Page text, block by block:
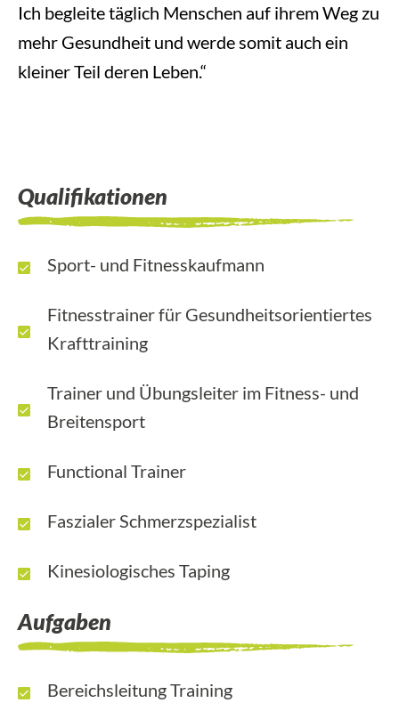
Ich begleite täglich Menschen auf ihrem Weg zu
mehr Gesundheit und werde somit auch ein
kleiner Teil deren Leben.“
Qualifikationen
Sport- und Fitnesskaufmann
Fitnesstrainer für Gesundheitsorientiertes
Krafttraining
Trainer und Übungsleiter im Fitness- und
Breitensport
Functional Trainer
Faszialer Schmerzspezialist
Kinesiologisches Taping
Aufgaben
Bereichsleitung Training